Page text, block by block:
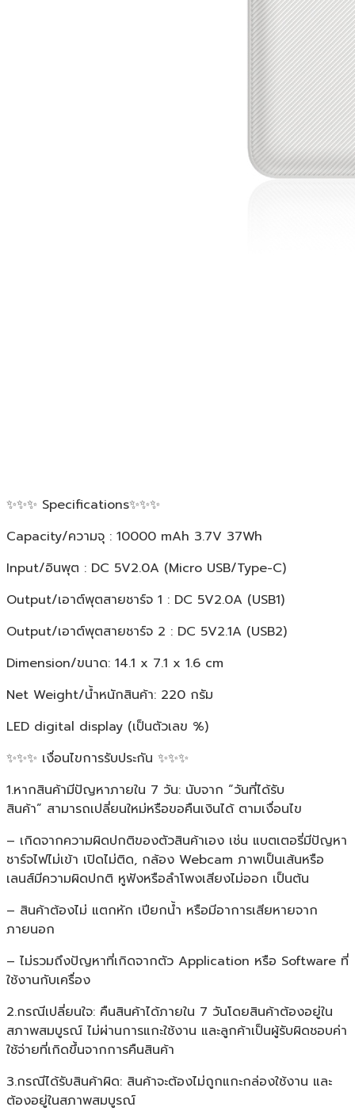
✨✨✨ Specifications✨✨✨
Capacity/ความจุ : 10000 mAh 3.7V 37Wh
Input/อินพุต : DC 5V2.0A (Micro USB/Type-C)
Output/เอาต์พุตสายชาร์จ 1 : DC 5V2.0A (USB1)
Output/เอาต์พุตสายชาร์จ 2 : DC 5V2.1A (USB2)
Dimension/ขนาด: 14.1 x 7.1 x 1.6 cm
Net Weight/น้ำหนักสินค้า: 220 กรัม
LED digital display (เป็นตัวเลข %)
✨✨✨ เงื่อนไขการรับประกัน ✨✨✨
1.หากสินค้ามีปัญหาภายใน 7 วัน: นับจาก “วันที่ได้รับ
สินค้า” สามารถเปลี่ยนใหม่หรือขอคืนเงินได้ ตามเงื่อนไข
– เกิดจากความผิดปกติของตัวสินค้าเอง เช่น แบตเตอรี่มีปัญหา
ชาร์จไฟไม่เข้า เปิดไม่ติด, กล้อง Webcam ภาพเป็นเส้นหรือ
เลนส์มีความผิดปกติ หูฟังหรือลำโพงเสียงไม่ออก เป็นต้น
– สินค้าต้องไม่ แตกหัก เปียกน้ำ หรือมีอาการเสียหายจาก
ภายนอก
– ไม่รวมถึงปัญหาที่เกิดจากตัว Application หรือ Software ที่
ใช้งานกับเครื่อง
2.กรณีเปลี่ยนใจ: คืนสินค้าได้ภายใน 7 วันโดยสินค้าต้องอยู่ใน
สภาพสมบูรณ์ ไม่ผ่านการแกะใช้งาน และลูกค้าเป็นผู้รับผิดชอบค่า
ใช้จ่ายที่เกิดขึ้นจากการคืนสินค้า
3.กรณีได้รับสินค้าผิด: สินค้าจะต้องไม่ถูกแกะกล่องใช้งาน และ
ต้องอยู่ในสภาพสมบูรณ์